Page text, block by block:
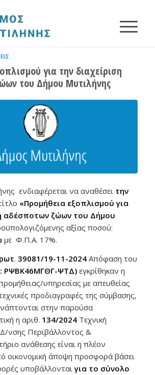
για την διαχείριση
του Δήμου Μυτιλήνης
ενδιαφέρεται να αναθέσει την
«Προμήθεια εξοπλισμού για
αδέσποτων ζώων του Δήμου
αξίας ποσού:
με Φ.Π.Α. 17%.
. 39081/19-11-2024 Απόφαση του
ΡΨΒΚ46ΜΓΘΓ-ΨΤΔ) εγκρίθηκαν η
υπηρεσίας με απευθείας
προδιαγραφές της σύμβασης,
στην παρούσα
η αριθ. 134/2024Τεχνική
νσης Περιβάλλοντος &
ανάθεσης είναι η πλέον
οικονομική άποψη προσφορά βάσει
υποβάλλονταιγια το σύνολο